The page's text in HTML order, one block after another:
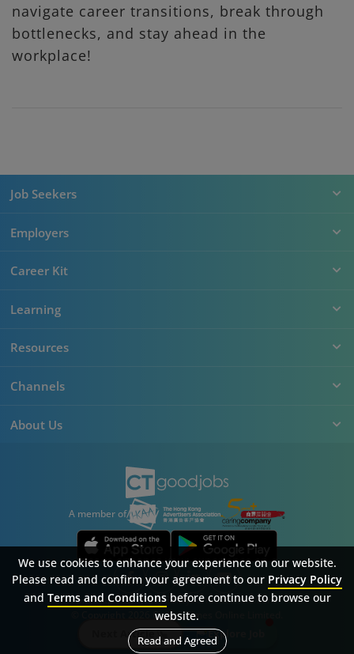
Next Article Explore Job
navigate career transitions, break through
bottlenecks, and stay ahead in the
workplace!
Job Seekers
Employers
Career Kit
Learning
Resources
Channels
About Us
A member of
© Copyright 2026 Career Times Online Limited.
All rights reserved.
SitemapFAQPrivacy PolicyTerms & Conditions
We use cookies to enhance your experience on our website.
Please read and confirm your agreement to our Privacy Policy
and Terms and Conditionsbefore continue to browse our
website.
Read and Agreed